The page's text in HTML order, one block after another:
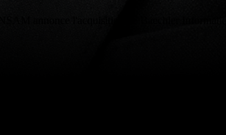
annonce l'acquisition de Baechler